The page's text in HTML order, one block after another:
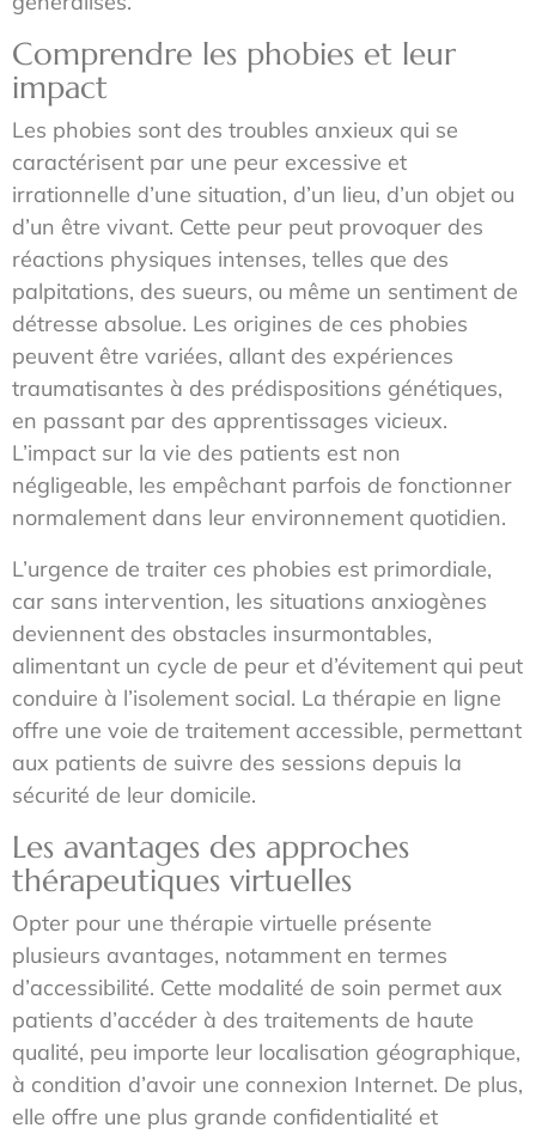
Comprendre les phobies et leur
impact
Les phobies sont des troubles anxieux qui se
caractérisent par une peur excessive et
irrationnelle d’une situation, d’un lieu, d’un objet ou
d’un être vivant. Cette peur peut provoquer des
réactions physiques intenses, telles que des
palpitations, des sueurs, ou même un sentiment de
détresse absolue. Les origines de ces phobies
peuvent être variées, allant des expériences
traumatisantes à des prédispositions génétiques,
en passant par des apprentissages vicieux.
L’impact sur la vie des patients est non
négligeable, les empêchant parfois de fonctionner
normalement dans leur environnement quotidien.
L’urgence de traiter ces phobies est primordiale,
car sans intervention, les situations anxiogènes
deviennent des obstacles insurmontables,
alimentant un cycle de peur et d’évitement qui peut
conduire à l’isolement social. La thérapie en ligne
offre une voie de traitement accessible, permettant
aux patients de suivre des sessions depuis la
sécurité de leur domicile.
Les avantages des approches
thérapeutiques virtuelles
Opter pour une thérapie virtuelle présente
plusieurs avantages, notamment en termes
d’accessibilité. Cette modalité de soin permet aux
patients d’accéder à des traitements de haute
qualité, peu importe leur localisation géographique,
à condition d’avoir une connexion Internet. De plus,
elle offre une plus grande confidentialité et